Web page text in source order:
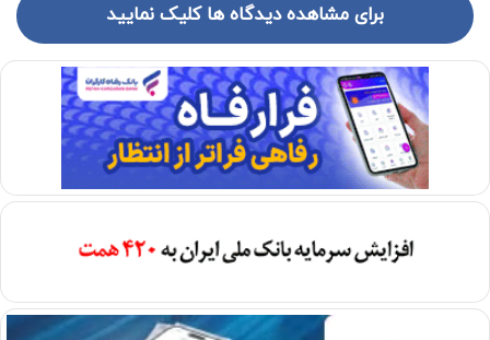
برای مشاهده دیدگاه ها کلیک نمایید